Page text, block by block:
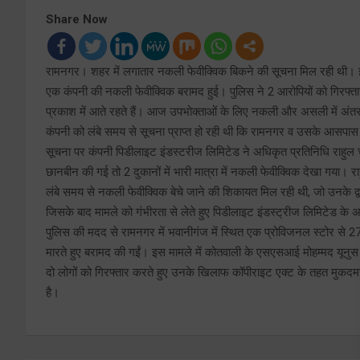
Share Now
रामनगर। शहर में लगातार नकली फेवीक्विक बिकने की सूचना मिल रही थी।
एक कंपनी की नकली फेवीक्विक बरामद हुई। पुलिस ने 2 आरोपियों को
प्रकाश में आते रहते हैं। आज उपभोक्ताओं के लिए नकली और असली में अंतर
कंपनी को लंबे समय से सूचना प्राप्त हो रही थी कि रामनगर व उसके आसपास
सूचना पर कंपनी पिडीलाइट इंडस्टरीज लिमिटेड ने अधिकृत प्रतिनिधि राहुल
छानबीन की गई तो 2 दुकानों में भारी मात्रा में नकली फेवीक्विक देखा
लंबे समय से नकली फेवीक्विक बेचे जाने की शिकायत मिल रही थी, जो उनके
जिसके बाद मामले को गंभीरता से लेते हुए पिडीलाइट इंडस्ट्रीज लिमिटेड के
पुलिस की मदद से रामनगर में भवानीगंज में स्थित एक प्रोविजनल स्टोर से
मारते हुए बरामद की गईं। इस मामले में कोतवाली के एसएसआई मोहम्मद यूनुस
दो लोगों को गिरफ्तार करते हुए उनके खिलाफ कॉपीराइट एक्ट के तहत मुकदमा
है।